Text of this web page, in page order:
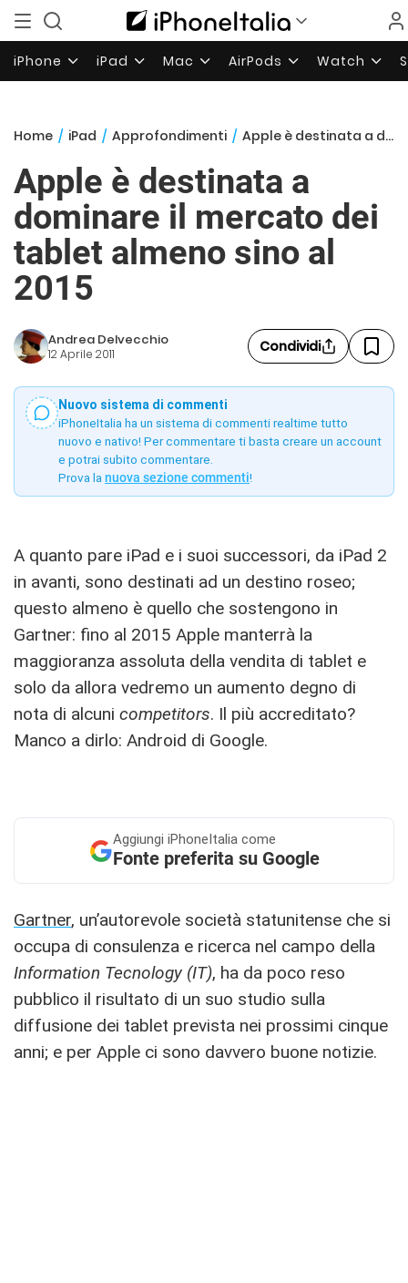
iPhone iPad Mac AirPods Watch
Home / iPad / Approfondimenti / Apple è destinata a dominare il mercato dei tablet almeno sino al 2015
Apple è destinata a
dominare il mercato dei
tablet almeno sino al
2015
Andrea Delvecchio
12 Aprile 2011 Condividi
Nuovo sistema di commenti
iPhoneItalia ha un sistema di commenti realtime tutto
nuovo e nativo! Per commentare ti basta creare un account
e potrai subito commentare.
Prova la nuova sezione commenti!
A quanto pare iPad e i suoi successori, da iPad 2
in avanti, sono destinati ad un destino roseo;
questo almeno è quello che sostengono in
Gartner: fino al 2015 Apple manterrà la
maggioranza assoluta della vendita di tablet e
solo da allora vedremo un aumento degno di
nota di alcuni competitors. Il più accreditato?
Manco a dirlo: Android di Google.
Aggiungi iPhoneItalia come
Fonte preferita su Google
Gartner, un’autorevole società statunitense che si
occupa di consulenza e ricerca nel campo della
Information Tecnology (IT), ha da poco reso
pubblico il risultato di un suo studio sulla
diffusione dei tablet prevista nei prossimi cinque
anni; e per Apple ci sono davvero buone notizie.